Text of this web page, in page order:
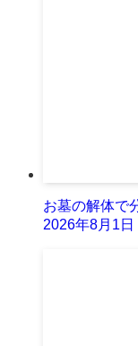
お墓の解体で
2026年8月1日